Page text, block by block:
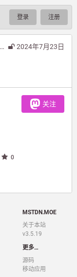
登录 注册
2024年7月23日
关注
0
MSTDN.MOE
关于本站
v3.5.19
更多…
源码
移动应用